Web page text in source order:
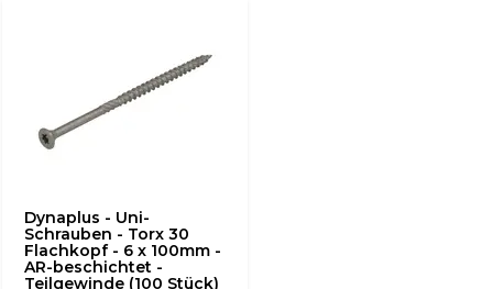
Dynaplus - Uni-
Schrauben - Torx 30
Flachkopf - 6 x 100mm -
AR-beschichtet -
Teilgewinde (100 Stück)